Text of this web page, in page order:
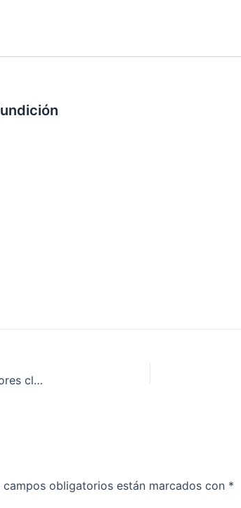
Aplicaciones industriales de la fundición metálica en sectores clave
campos obligatorios están marcados con *